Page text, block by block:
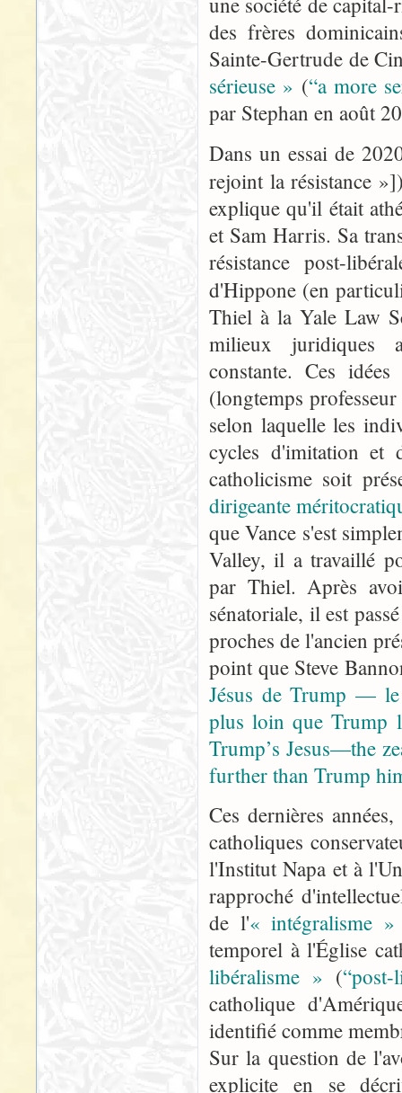
des frères
Sainte-Gertrude de
sérieuse » (“a more
par Stephan en août
Dans un essai de
rejoint la résistance
explique qu'il était
et Sam Harris. Sa
résistance post-
d'Hippone (en
Thiel à la Yale Law
milieux juridiques
constante. Ces
(longtemps
selon laquelle les
cycles d'imitation et
catholicisme soit
dirigeante
que Vance s'est
Valley, il a travaillé
par Thiel. Après
sénatoriale, il est
proches de l'ancien
point que Steve
Jésus de Trump — le
plus loin que Trump
Trump’s Jesus—the
further than Trump
Ces dernières
catholiques
l'Institut Napa et à
rapproché
de l'« intégralisme »
temporel à l'Église
libéralisme » (“post-
catholique
identifié comme
Sur la question de
explicite en se